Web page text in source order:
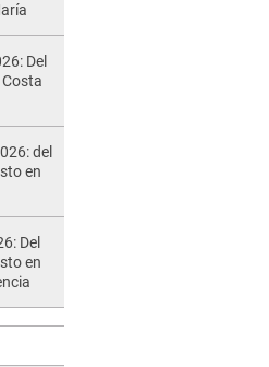
Del
del
en
Del
en